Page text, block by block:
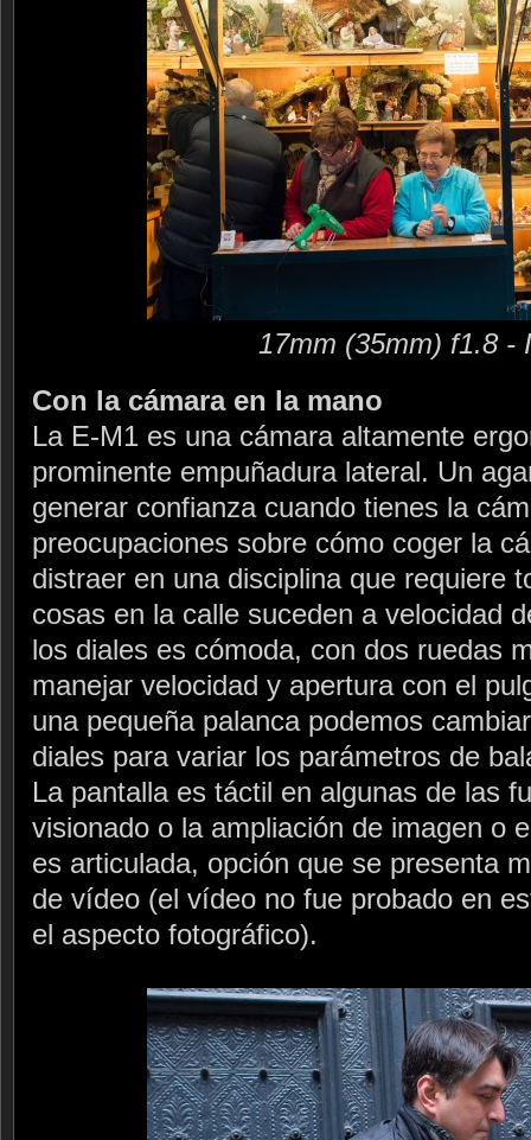
17mm (35mm) f1.8 -
Con la cámara en la mano
La E-M1 es una cámara altamente
prominente empuñadura lateral. Un
generar confianza cuando tienes la
preocupaciones sobre cómo coger la
distraer en una disciplina que requiere
cosas en la calle suceden a velocidad
los diales es cómoda, con dos ruedas
manejar velocidad y apertura con el
una pequeña palanca podemos
diales para variar los parámetros de
La pantalla es táctil en algunas de las
visionado o la ampliación de imagen o
es articulada, opción que se presenta
de vídeo (el vídeo no fue probado en
el aspecto fotográfico).